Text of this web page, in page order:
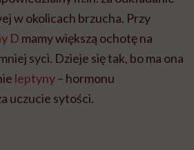
w okolicach brzucha. Przy
D mamy większą ochotę na
syci. Dzieje się tak, bo ma ona
leptyny– hormonu
uczucie sytości.